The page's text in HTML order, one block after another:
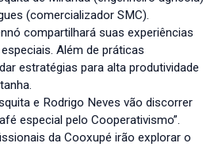
(comercializador SMC).
compartilhará suas experiências
Além de práticas
estratégias para alta produtividade
e Rodrigo Neves vão discorrer
especial pelo Cooperativismo”.
da Cooxupé irão explorar o